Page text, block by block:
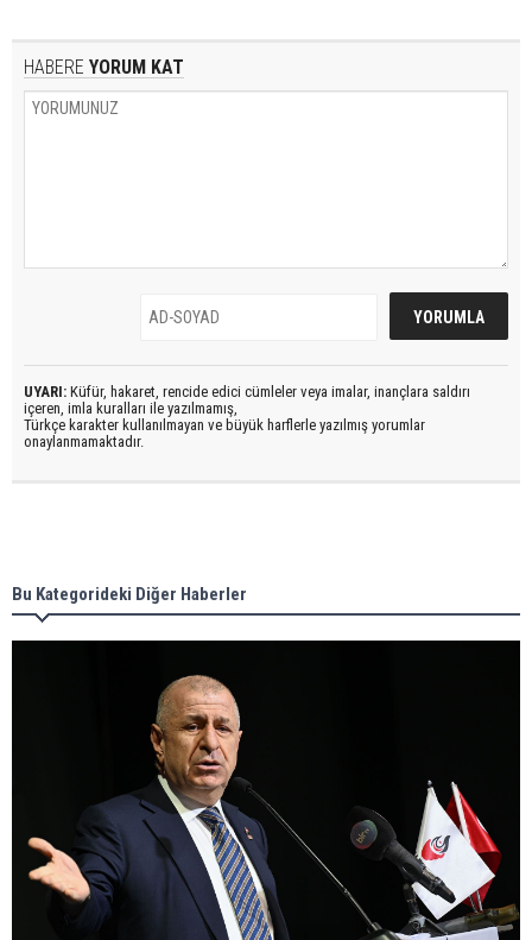
HABERE YORUM KAT
UYARI: Küfür, hakaret, rencide edici cümleler veya imalar, inançlara saldırı
içeren, imla kuralları ile yazılmamış,
Türkçe karakter kullanılmayan ve büyük harflerle yazılmış yorumlar
onaylanmamaktadır.
Bu Kategorideki Diğer Haberler